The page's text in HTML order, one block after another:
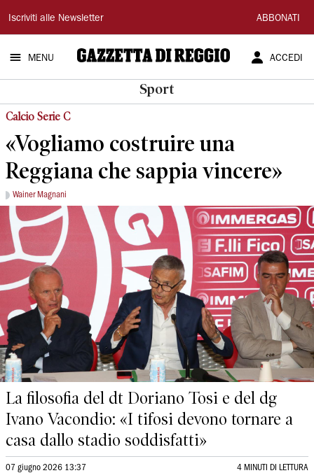
Gazzetta
di
Reggio
Iscriviti alle Newsletter ABBONATI
MENU ACCEDI
Sport
Calcio Serie C
«Vogliamo costruire una
Reggiana che sappia vincere»
Wainer Magnani
La filosofia del dt Doriano Tosi e del dg
Ivano Vacondio: «I tifosi devono tornare a
casa dallo stadio soddisfatti»
07 giugno 2026 13:37 4 MINUTI DI LETTURA